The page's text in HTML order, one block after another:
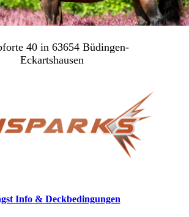
40 in 63654 Büdingen-
Eckartshausen
Info& Deckbedingungen